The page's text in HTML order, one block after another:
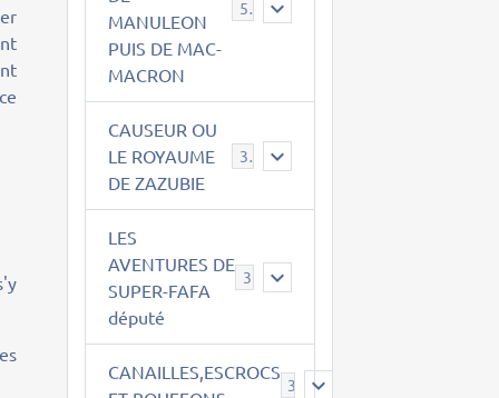
MANULEON
PUIS DE MAC-
MACRON
543
CAUSEUR OU
LE ROYAUME
DE ZAZUBIE
38
LES
AVENTURES DE
SUPER-FAFA
député
CANAILLES,ESCROCS
385